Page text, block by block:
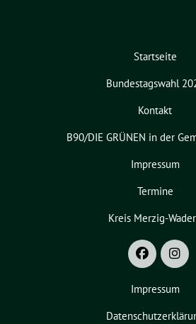
Startseite
Bundestagswahl
Kontakt
B90/DIE GRÜNEN in der
Impressum
Termine
Kreis Merzig-
Impressum